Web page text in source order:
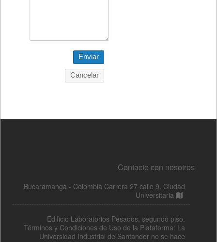
Contacte con nosotros
Bucaramanga - Colombia Carrera 27 calle 9. Ciudad
Universitaria
Edificio Laboratorios Pesados, segundo piso.
Términos y Condiciones de Uso de la Plataforma: La
Universidad Industrial de Santander no se hace